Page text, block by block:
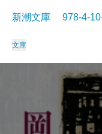
新潮文庫 978-4-
文庫